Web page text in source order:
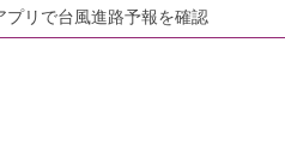
プリで台風進路予報を確認